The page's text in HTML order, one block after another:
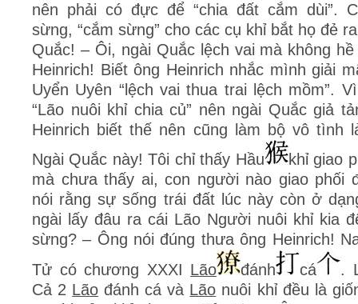
nên phải có đực để “chia đất cắm dùi”.
sừng, “cắm sừng” cho các cụ khỉ bắt họ đẻ
Quắc! – Ôi, ngài Quắc lệch vai mà không
Heinrich! Biết ông Heinrich nhắc mình giải
Uyển Uyên “lệch vai thua trai lệch mồm”.
“Lão nuôi khỉ chia củ” nên ngài Quắc giả
Heinrich biết thế nên cũng làm bộ vô tình
Ngài Quắc này! Tôi chỉ thấy Hầu
khỉ giao
mà chưa thấy ai, con người nào giao phối
nói rằng sự sống trái đất lúc này còn ở
ngài lấy đâu ra cái Lão Người nuôi khỉ kia
sừng? – Ông nói đúng thưa ông Heinrich!
Tử có chương XXXI Lão đánh cá
.
Cả 2 Lão đánh cá và Lão nuôi khỉ đều là